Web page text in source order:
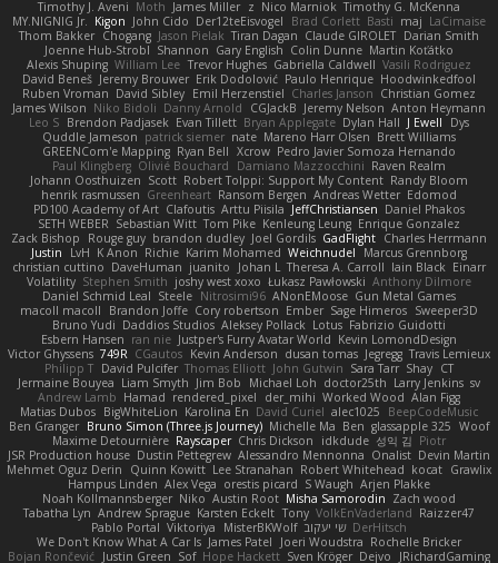
Timothy J. Aveni Moth James Miller z Nico Marniok Timothy G. McKenna
MY.NIGNIG Jr.
Kigon John Cido Der12teEisvogel Brad Corlett Basti maj LaCimaise
Thom Bakker Chogang Jason Pielak Tiran Dagan Claude GIROLET Darian Smith
Joenne Hub-Strobl Shannon Gary English Colin Dunne Martin Koťátko
Alexis Shuping William Lee Trevor Hughes Gabriella Caldwell Vasili Rodriguez
David Beneš Jeremy Brouwer Erik Dodolović Paulo Henrique Hoodwinkedfool
Ruben Vroman David Sibley Emil Herzenstiel Charles Janson Christian Gomez
James Wilson Niko Bidoli Danny Arnold CGJackB Jeremy Nelson Anton Heymann
Leo S Brendon Padjasek Evan Tillett Bryan Applegate Dylan Hall J Ewell
Dys
Quddle Jameson patrick siemer nate Mareno Harr Olsen Brett Williams
GREENCom'e Mapping Ryan Bell Xcrow Pedro Javier Somoza Hernando
Paul Klingberg Olivié Bouchard Damiano Mazzocchini Raven Realm
Johann Oosthuizen Scott Robert Tolppi: Support My Content Randy Bloom
henrik rasmussen Greenheart Ransom Bergen Andreas Wetter Edomod
PD100 Academy of Art Clafoutis Arttu Piisila JeffChristiansen Daniel Phakos
SETH WEBER Sebastian Witt Tom Pike Kenleung Leung Enrique Gonzalez
Zack Bishop
Rouge guy brandon dudley Joel Gordils GadFlight Charles Herrmann
Justin
LvH K Anon Richie Karim Mohamed Weichnudel
Marcus Grennborg
christian cuttino DaveHuman juanito Johan L Theresa A. Carroll Iain Black Einarr
Volatility Stephen Smith joshy west xoxo Łukasz Pawłowski Anthony Dilmore
Daniel Schmid Leal Steele Nitrosimi96 ANonEMoose Gun Metal Games
macoll macoll
Brandon Joffe Cory robertson Ember Sage Himeros Sweeper3D
Bruno Yudi Daddios Studios Aleksey Pollack Lotus Fabrizio Guidotti
Esbern Hansen ran nie Justper's Furry Avatar World Kevin LomondDesign
Victor Ghyssens 749R CGautos Kevin Anderson dusan tomas Jegregg Travis Lemieux
Philipp T David Pulcifer Thomas Elliott John Gutwin Sara Tarr Shay CT
Jermaine Bouyea Liam Smyth Jim Bob Michael Loh doctor25th Larry Jenkins sv
Andrew Lamb Hamad rendered_pixel der_mihi Worked Wood Alan Figg
Matias Dubos BigWhiteLion Karolina En David Curiel alec1025
BeepCodeMusic
Ben Granger Bruno Simon (Three.js Journey) Michelle Ma Ben glassapple 325 Woof
Maxime Detournière Rayscaper Chris Dickson idkdude 성익 김 Piotr
JSR Production house Dustin Pettegrew Alessandro Mennonna Onalist Devin Martin
Mehmet Oguz Derin
Quinn Kowitt Lee Stranahan Robert Whitehead kocat Grawlix
Hampus Linden Alex Vega orestis picard S Waugh Arjen Plakke
Noah Kollmannsberger Niko Austin Root Misha Samorodin Zach wood
Tabatha Lyn Andrew Sprague Karsten Eckelt Tony VolkEnVaderland Raizzer47
Pablo Portal Viktoriya MisterBKWolf שי יעקוב DerHitsch
We Don't Know What A Car Is James Patel Joeri Woudstra Rochelle Bricker
Bojan Rončević
Justin Green Sof Hope Hackett Sven Kröger Dejvo
JRichardGaming